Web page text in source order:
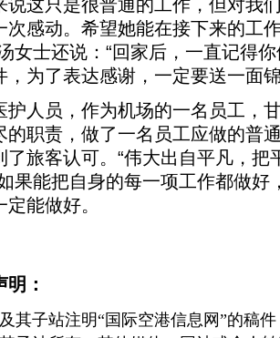
说这只是很普通的工作，但对我
次感动。希望她能在接下来的工
女士还说：“回家后，一直记得
，为了表达感谢，一定要送一面
员，作为机场的一名员工，
的职责，做了一名员工应做的普
了旅客认可。“伟大出自平凡，把
果能把自身的每一项工作都做好
能做好。
明：
子站注明“国际空港信息网”的稿件